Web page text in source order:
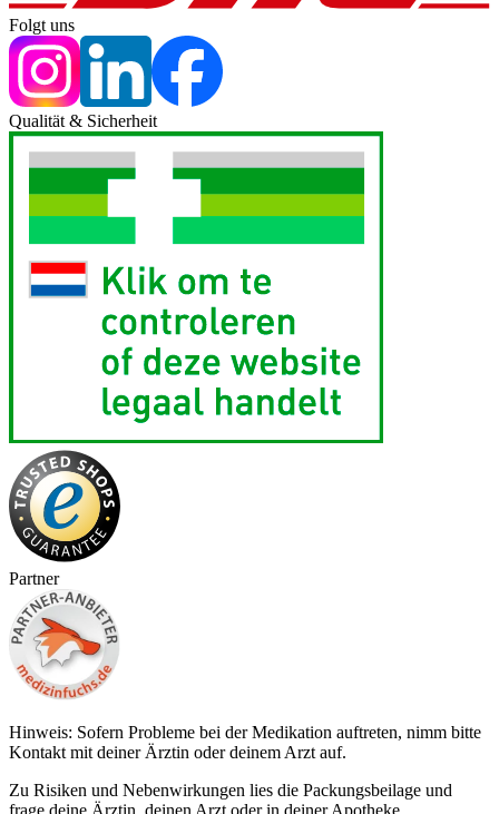
Folgt uns
Qualität & Sicherheit
Partner
Hinweis: Sofern Probleme bei der Medikation auftreten, nimm bitte
Kontakt mit deiner Ärztin oder deinem Arzt auf.
Zu Risiken und Nebenwirkungen lies die Packungsbeilage und
frage deine Ärztin, deinen Arzt oder in deiner Apotheke.